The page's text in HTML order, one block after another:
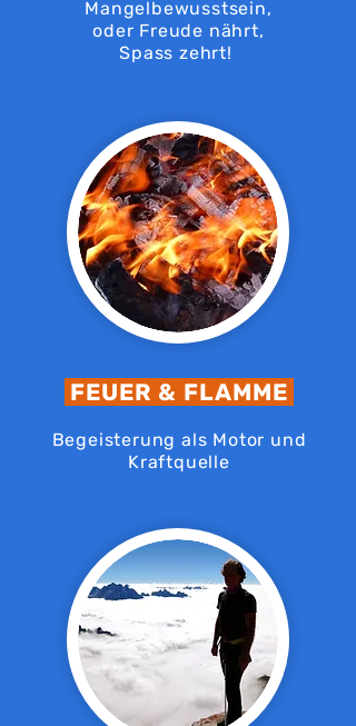
Mangelbewusstsein,
oder Freude nährt,
Spass zehrt!
FEUER & FLAMME
Begeisterung als Motor und
Kraftquelle